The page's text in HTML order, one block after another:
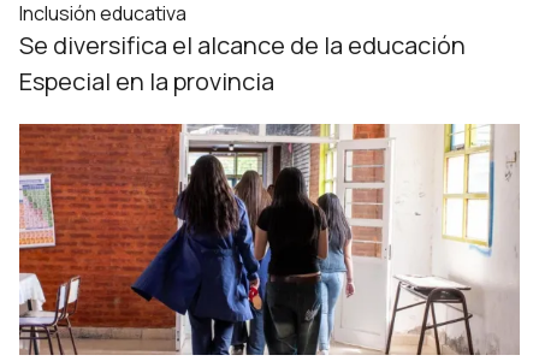
Inclusión educativa
Se diversifica el alcance de la educación
Especial en la provincia